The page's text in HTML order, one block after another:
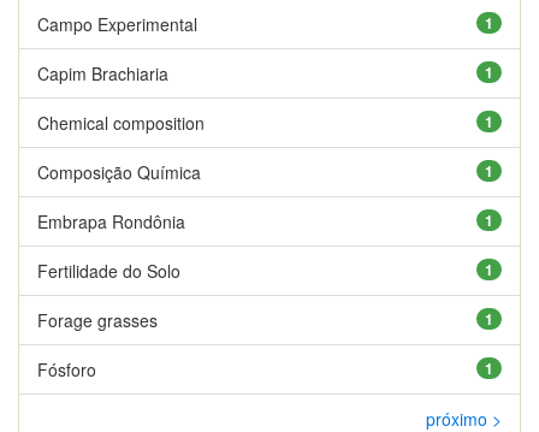
1
Campo Experimental
1
Capim Brachiaria
1
Chemical composition
1
Composição Química
1
Embrapa Rondônia
1
Fertilidade do Solo
1
Forage grasses
1
Fósforo
próximo >